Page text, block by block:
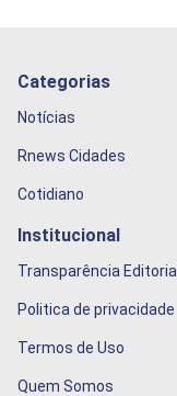
Categorias
Notícias
Rnews Cidades
Cotidiano
Institucional
Transparência Editorial
Politica de privacidade
Termos de Uso
Quem Somos